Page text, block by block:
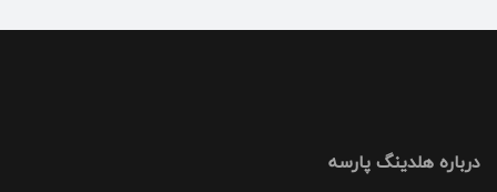
درباره هلدینگ پارسه